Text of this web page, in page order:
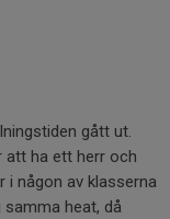
gått ut.
att ha ett herr och
i någon av klasserna
heat, då